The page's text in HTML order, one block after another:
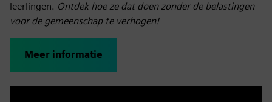
leerlingen. Ontdek hoe ze dat doen zonder de belastingen
voor de gemeenschap te verhogen!
Meer informatie